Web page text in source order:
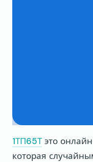
1ТП65Тэто онлайн
которая